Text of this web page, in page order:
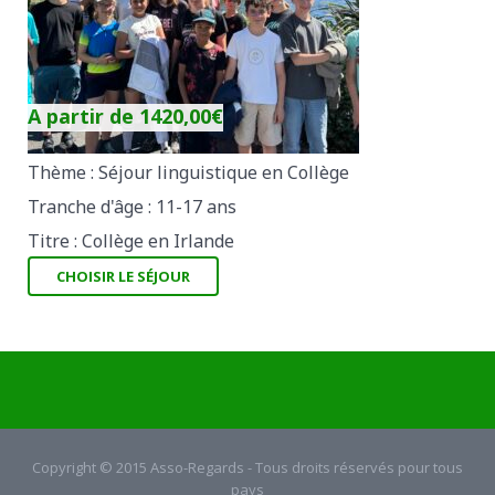
A partir de 1420,00€
Thème : Séjour linguistique en Collège
Tranche d'âge : 11-17 ans
Titre : Collège en Irlande
CHOISIR LE SÉJOUR
Copyright © 2015 Asso-Regards - Tous droits réservés pour tous
pays